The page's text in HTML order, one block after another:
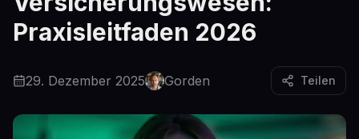
Praxisleitfaden 2026
29. Dezember 2025 Gorden Teilen